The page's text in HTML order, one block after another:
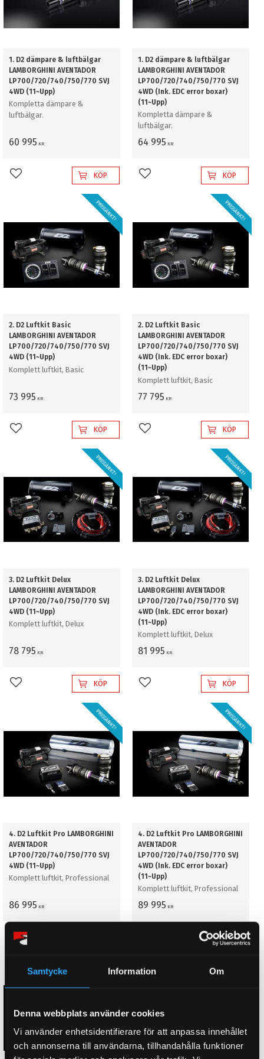
Samtycke Information Om
Denna webbplats använder cookies
Vi använder enhetsidentifierare för att anpassa innehållet
och annonserna till användarna, tillhandahålla funktioner
1. D2 dämpare & luftbälgar
LAMBORGHINI AVENTADOR
LP700/720/740/750/770 SVJ
4WD (11~Upp)
Kompletta dämpare &
luftbälgar.
60 995 KR
Lägg till i favoriterKÖP
1. D2 dämpare & luftbälgar
LAMBORGHINI AVENTADOR
LP700/720/740/750/770 SVJ
4WD (Ink. EDC error boxar)
(11~Upp)
Kompletta dämpare &
luftbälgar.
64 995 KR
Lägg till i favoriterKÖP
2. D2 Luftkit Basic
LAMBORGHINI AVENTADOR
LP700/720/740/750/770 SVJ
4WD (11~Upp)
Komplett luftkit, Basic
73 995 KR
PRISSÄNKT!
Lägg till i favoriterKÖP
2. D2 Luftkit Basic
LAMBORGHINI AVENTADOR
LP700/720/740/750/770 SVJ
4WD (Ink. EDC error boxar)
(11~Upp)
Komplett luftkit, Basic
77 795 KR
PRISSÄNKT!
Lägg till i favoriterKÖP
3. D2 Luftkit Delux
LAMBORGHINI AVENTADOR
LP700/720/740/750/770 SVJ
4WD (11~Upp)
Komplett luftkit, Delux
78 795 KR
PRISSÄNKT!
Lägg till i favoriterKÖP
3. D2 Luftkit Delux
LAMBORGHINI AVENTADOR
LP700/720/740/750/770 SVJ
4WD (Ink. EDC error boxar)
(11~Upp)
Komplett luftkit, Delux
81 995 KR
PRISSÄNKT!
Lägg till i favoriterKÖP
4. D2 Luftkit Pro LAMBORGHINI
AVENTADOR
LP700/720/740/750/770 SVJ
4WD (11~Upp)
Komplett luftkit, Professional
86 995 KR
PRISSÄNKT!
Lägg till i favoriter
4. D2 Luftkit Pro LAMBORGHINI
AVENTADOR
LP700/720/740/750/770 SVJ
4WD (Ink. EDC error boxar)
(11~Upp)
Komplett luftkit, Professional
89 995 KR
PRISSÄNKT!
Lägg till i favoriterKÖP
PRISSÄNKT! PRISSÄNKT!